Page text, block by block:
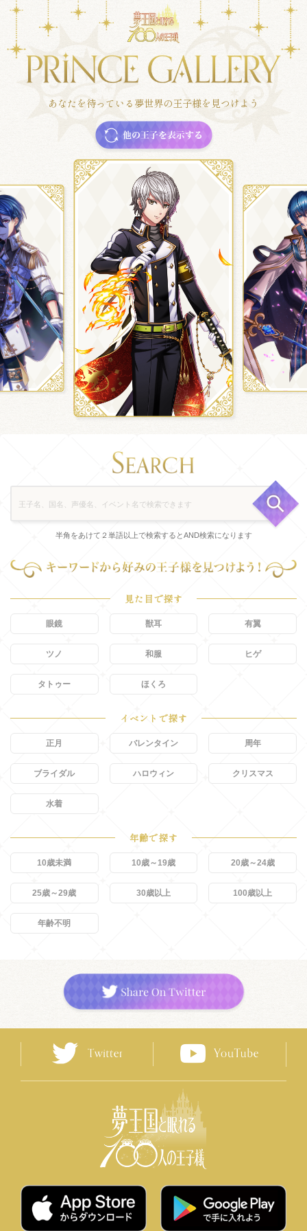
あなたを待っている夢世界の王子様を見つけよう
半角をあけて２単語以上で検索するとAND検索になります
見た目で探す
眼鏡 獣耳 有翼
ツノ 和服 ヒゲ
タトゥー ほくろ
イベントで探す
正月 バレンタイン 周年
ブライダル ハロウィン クリスマス
水着
年齢で探す
10歳未満 10歳～19歳 20歳～24歳
25歳～29歳 30歳以上 100歳以上
年齢不明